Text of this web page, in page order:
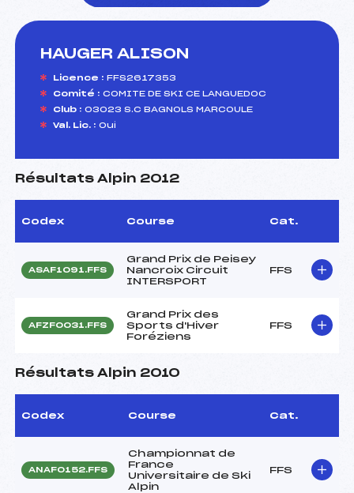
HAUGER ALISON
Licence : FFS2617353
Comité : COMITE DE SKI CE LANGUEDOC
Club : 03023 S.C BAGNOLS MARCOULE
Val. Lic. : Oui
Résultats Alpin 2012
Codex Course Cat.
ASAF1091.FFS
Grand Prix de Peisey
Nancroix Circuit
INTERSPORT
FFS
AFZF0031.FFS
Grand Prix des
Sports d'Hiver
Foréziens
FFS
Résultats Alpin 2010
Codex Course Cat.
ANAF0152.FFS
Championnat de
France
Universitaire de Ski
Alpin
FFS